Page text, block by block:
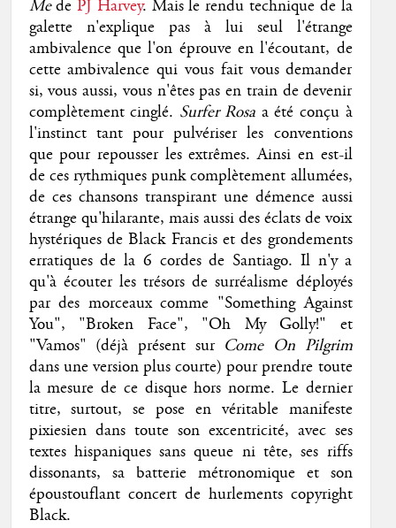
MedePJ Harvey. Mais le rendu technique de la
galette n'explique pas à lui seul l'étrange
ambivalence que l'on éprouve en l'écoutant, de
cette ambivalence qui vous fait vous demander
si, vous aussi, vous n'êtes pas en train de devenir
complètement cinglé. Surfer Rosa a été conçu à
l'instinct tant pour pulvériser les conventions
que pour repousser les extrêmes. Ainsi en est-il
de ces rythmiques punk complètement allumées,
de ces chansons transpirant une démence aussi
étrange qu'hilarante, mais aussi des éclats de voix
hystériques de Black Francis et des grondements
erratiques de la 6 cordes de Santiago. Il n'y a
qu'à écouter les trésors de surréalisme déployés
par des morceaux comme "Something Against
You", "Broken Face", "Oh My Golly!" et
"Vamos" (déjà présent sur Come On Pilgrim
dans une version plus courte) pour prendre toute
la mesure de ce disque hors norme. Le dernier
titre, surtout, se pose en véritable manifeste
pixiesien dans toute son excentricité, avec ses
textes hispaniques sans queue ni tête, ses riffs
dissonants, sa batterie métronomique et son
époustouflant concert de hurlements copyright
Black.